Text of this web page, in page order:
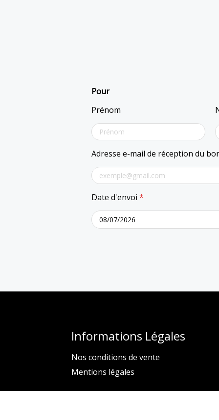
Pour
Prénom
Adresse e-mail de réception du
Date d'envoi *
Informations Légales
Nos conditions de vente
Mentions légales